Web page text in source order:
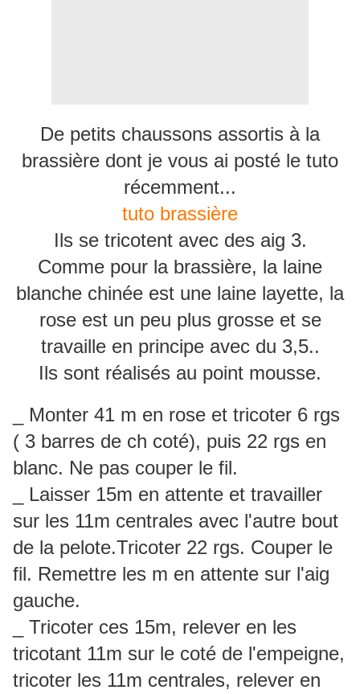
De petits chaussons assortis à la
brassière dont je vous ai posté le tuto
récemment...
tuto brassière
Ils se tricotent avec des aig 3.
Comme pour la brassière, la laine
blanche chinée est une laine layette, la
rose est un peu plus grosse et se
travaille en principe avec du 3,5..
Ils sont réalisés au point mousse.
_ Monter 41 m en rose et tricoter 6 rgs
( 3 barres de ch coté), puis 22 rgs en
blanc. Ne pas couper le fil.
_ Laisser 15m en attente et travailler
sur les 11m centrales avec l'autre bout
de la pelote.Tricoter 22 rgs. Couper le
fil. Remettre les m en attente sur l'aig
gauche.
_ Tricoter ces 15m, relever en les
tricotant 11m sur le coté de l'empeigne,
tricoter les 11m centrales, relever en